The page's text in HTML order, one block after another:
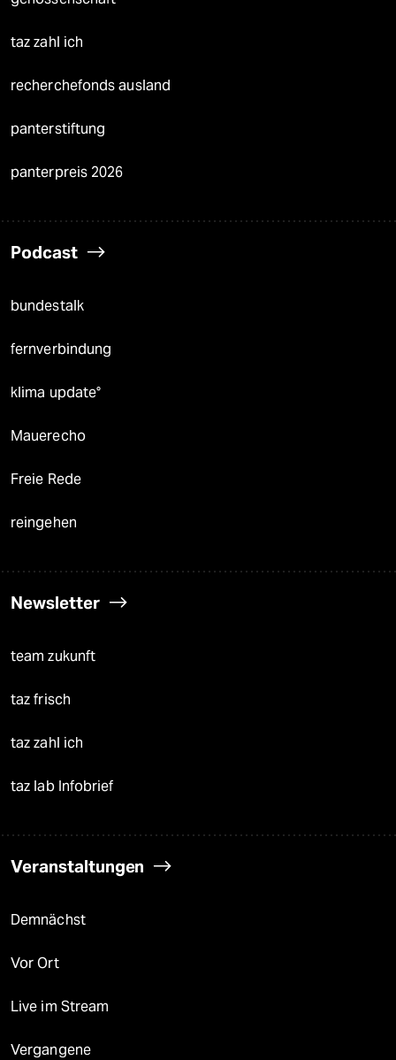
taz zahl ich
recherchefonds ausland
panterstiftung
panterpreis 2026
Podcast
bundestalk
fernverbindung
klima update°
Mauerecho
Freie Rede
reingehen
Newsletter
team zukunft
taz frisch
taz zahl ich
taz lab Infobrief
Veranstaltungen
Demnächst
Vor Ort
Live im Stream
Vergangene